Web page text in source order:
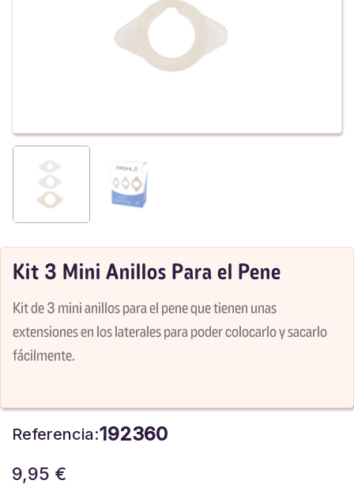
Kit 3 Mini Anillos Para el Pene
Kit de 3 mini anillos para el pene que tienen unas
extensiones en los laterales para poder colocarlo y sacarlo
fácilmente.
Referencia:192360
9,95 €